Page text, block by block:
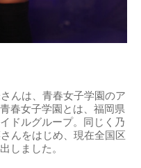
んは、青春女子学園のア
春女子学園とは、福岡県
ドルグループ。同じく乃
んをはじめ、現在全国区
しました。